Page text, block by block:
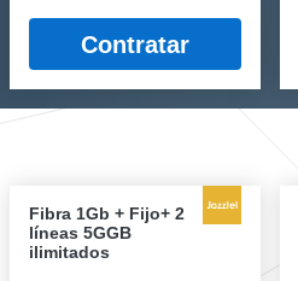
Contratar
Fibra 1Gb + Fijo+ 2
líneas 5GGB
ilimitados